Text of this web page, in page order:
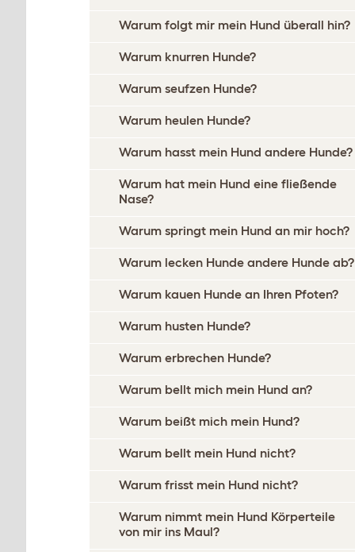
Warum folgt mir mein Hund überall hin?
Warum knurren Hunde?
Warum seufzen Hunde?
Warum heulen Hunde?
Warum hasst mein Hund andere Hunde?
Warum hat mein Hund eine fließende
Nase?
Warum springt mein Hund an mir hoch?
Warum lecken Hunde andere Hunde ab?
Warum kauen Hunde an Ihren Pfoten?
Warum husten Hunde?
Warum erbrechen Hunde?
Warum bellt mich mein Hund an?
Warum beißt mich mein Hund?
Warum bellt mein Hund nicht?
Warum frisst mein Hund nicht?
Warum nimmt mein Hund Körperteile
von mir ins Maul?